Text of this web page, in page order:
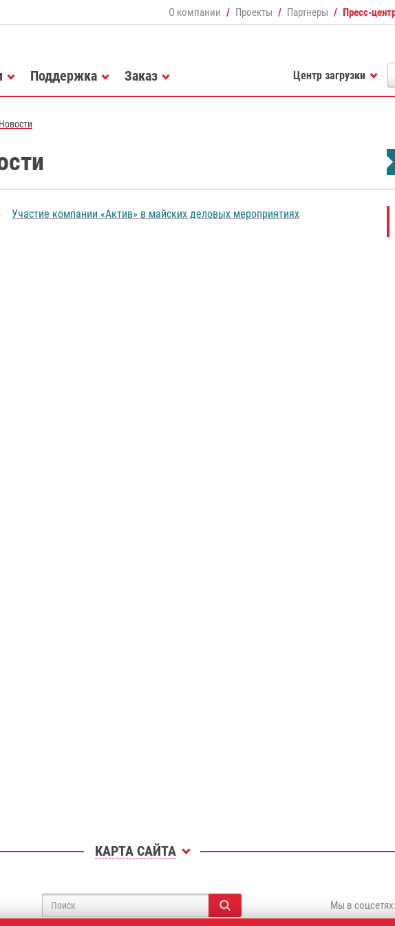
О компании Проекты Партнеры Пресс-
Поддержка Заказ Центр загрузки
Новости
Участие компании «Актив» в майских деловых мероприятиях
КАРТА САЙТА
Мы в соцсетях: